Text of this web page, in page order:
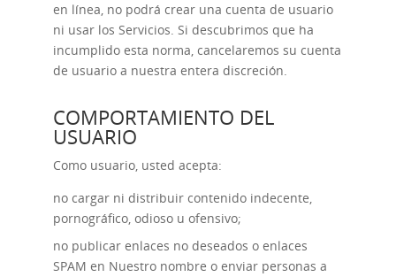
en línea, no podrá crear una cuenta de usuario
ni usar los Servicios. Si descubrimos que ha
incumplido esta norma, cancelaremos su cuenta
de usuario a nuestra entera discreción.
COMPORTAMIENTO DEL
USUARIO
Como usuario, usted acepta:
no cargar ni distribuir contenido indecente,
pornográfico, odioso u ofensivo;
no publicar enlaces no deseados o enlaces
SPAM en Nuestro nombre o enviar personas a